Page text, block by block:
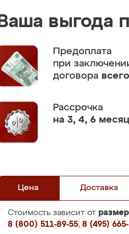
Ваша выгода
Предоплата
при
договора
Рассрочка
на 3, 4, 6
Цена Доставка
Стоимость зависит от
8 (800) 511-89-55, 8 (495)